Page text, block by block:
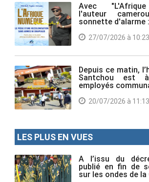
Avec
l'auteur
sonnette d'alarme
27/07/2026 à 10:23
Depuis ce matin,
Santchou est
employés
20/07/2026 à 11:13
LES PLUS EN VUES
A l’issu du
publié en fin de
sur les ondes de la